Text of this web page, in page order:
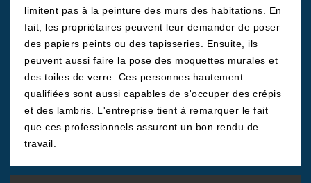
limitent pas à la peinture des murs des habitations. En
fait, les propriétaires peuvent leur demander de poser
des papiers peints ou des tapisseries. Ensuite, ils
peuvent aussi faire la pose des moquettes murales et
des toiles de verre. Ces personnes hautement
qualifiées sont aussi capables de s'occuper des crépis
et des lambris. L'entreprise tient à remarquer le fait
que ces professionnels assurent un bon rendu de
travail.